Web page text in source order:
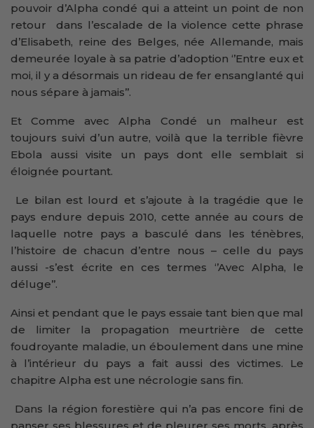
pouvoir d’Alpha condé qui a atteint un point de non
retour dans l’escalade de la violence cette phrase
d’Elisabeth, reine des Belges, née Allemande, mais
demeurée loyale à sa patrie d’adoption ‘’Entre eux et
moi, il y a désormais un rideau de fer ensanglanté qui
nous sépare à jamais’’.
Et Comme avec Alpha Condé un malheur est
toujours suivi d’un autre, voilà que la terrible fièvre
Ebola aussi visite un pays dont elle semblait si
éloignée pourtant.
Le bilan est lourd et s’ajoute à la tragédie que le
pays endure depuis 2010, cette année au cours de
laquelle notre pays a basculé dans les ténèbres,
l’histoire de chacun d’entre nous – celle du pays
aussi -s’est écrite en ces termes ‘’Avec Alpha, le
déluge’’.
Ainsi et pendant que le pays essaie tant bien que mal
de limiter la propagation meurtrière de cette
foudroyante maladie, un éboulement dans une mine
à l’intérieur du pays a fait aussi des victimes. Le
chapitre Alpha est une nécrologie sans fin.
Dans la région forestière qui n’a pas encore fini de
panser ses blessures et de pleurer ses morts, après